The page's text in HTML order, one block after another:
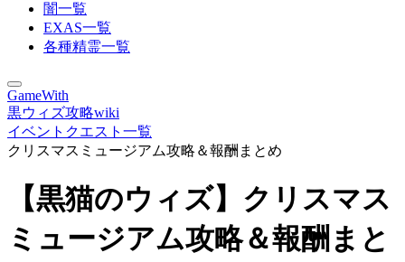
闇一覧
EXAS一覧
各種精霊一覧
GameWith
黒ウィズ攻略wiki
イベントクエスト一覧
クリスマスミュージアム攻略＆報酬まとめ
【黒猫のウィズ】クリスマス
ミュージアム攻略＆報酬まと